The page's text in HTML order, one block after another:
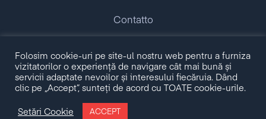
Copyright © 2009 - 2026 Ascent Group.
All rights reserved.
Contatto
Folosim cookie-uri pe site-ul nostru web pentru a furniza
vizitatorilor o experiență de navigare cât mai bună și
servicii adaptate nevoilor și interesului fiecăruia. Dând
clic pe „Accept”, sunteți de acord cu TOATE cookie-urile.
Setări Cookie ACCEPT